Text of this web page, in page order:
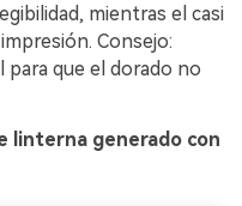
mientras el casi
Consejo:
que el dorado no
linterna generado con